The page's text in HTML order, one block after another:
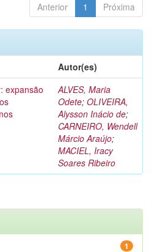
Anterior 1 Próxima
Autor(es)
expansão
ALVES, Maria
Odete; OLIVEIRA,
Alysson Inácio de;
CARNEIRO, Wendell
Márcio Araújo;
MACIEL, Iracy
Soares Ribeiro
1